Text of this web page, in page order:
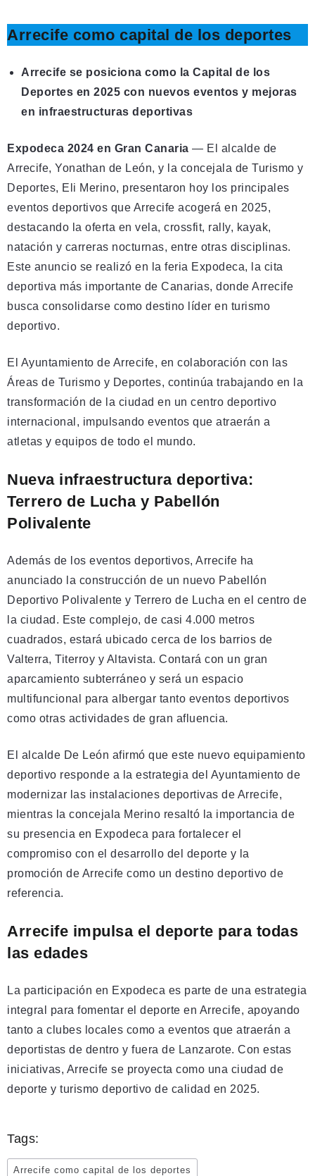
Arrecife como capital de los deportes
Arrecife se posiciona como la Capital de los
Deportes en 2025 con nuevos eventos y mejoras
en infraestructuras deportivas
Expodeca 2024 en Gran Canaria — El alcalde de
Arrecife, Yonathan de León, y la concejala de Turismo y
Deportes, Eli Merino, presentaron hoy los principales
eventos deportivos que Arrecife acogerá en 2025,
destacando la oferta en vela, crossfit, rally, kayak,
natación y carreras nocturnas, entre otras disciplinas.
Este anuncio se realizó en la feria Expodeca, la cita
deportiva más importante de Canarias, donde Arrecife
busca consolidarse como destino líder en turismo
deportivo.
El Ayuntamiento de Arrecife, en colaboración con las
Áreas de Turismo y Deportes, continúa trabajando en la
transformación de la ciudad en un centro deportivo
internacional, impulsando eventos que atraerán a
atletas y equipos de todo el mundo.
Nueva infraestructura deportiva:
Terrero de Lucha y Pabellón
Polivalente
Además de los eventos deportivos, Arrecife ha
anunciado la construcción de un nuevo Pabellón
Deportivo Polivalente y Terrero de Lucha en el centro de
la ciudad. Este complejo, de casi 4.000 metros
cuadrados, estará ubicado cerca de los barrios de
Valterra, Titerroy y Altavista. Contará con un gran
aparcamiento subterráneo y será un espacio
multifuncional para albergar tanto eventos deportivos
como otras actividades de gran afluencia.
El alcalde De León afirmó que este nuevo equipamiento
deportivo responde a la estrategia del Ayuntamiento de
modernizar las instalaciones deportivas de Arrecife,
mientras la concejala Merino resaltó la importancia de
su presencia en Expodeca para fortalecer el
compromiso con el desarrollo del deporte y la
promoción de Arrecife como un destino deportivo de
referencia.
Arrecife impulsa el deporte para todas
las edades
La participación en Expodeca es parte de una estrategia
integral para fomentar el deporte en Arrecife, apoyando
tanto a clubes locales como a eventos que atraerán a
deportistas de dentro y fuera de Lanzarote. Con estas
iniciativas, Arrecife se proyecta como una ciudad de
deporte y turismo deportivo de calidad en 2025.
Tags:
Arrecife como capital de los deportes